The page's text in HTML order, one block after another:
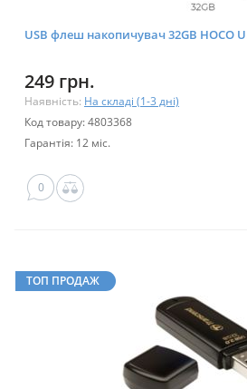
USB флеш накопичувач 32GB HOCO
249 грн.
Наявність: На складі (1-3 дні)
Код товару: 4803368
Гарантія: 12 міс.
0
ТОП ПРОДАЖ